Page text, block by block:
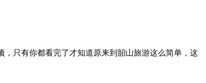
只有你都看完了才知道原来到韶山旅游这么简单，这